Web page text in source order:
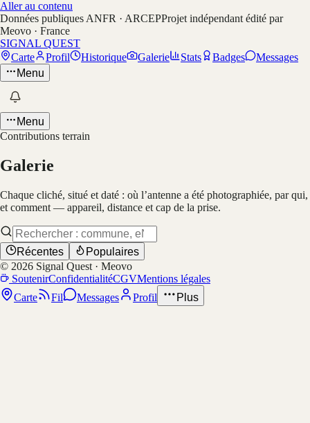
Aller au contenu
Données publiques ANFR · ARCEPProjet indépendant édité par
Meovo · France
SIGNAL QUEST
Carte
Profil Historique Galerie Stats Badges
Messages
Menu
Menu
Contributions terrain
Galerie
Chaque cliché, situé et daté : où l’antenne a été photographiée, par qui,
et comment — appareil, distance et cap de la prise.
Récentes
Populaires
© 2026 Signal Quest · Meovo
SoutenirConfidentialitéCGVMentions légales
Carte
Fil Messages Profil Plus